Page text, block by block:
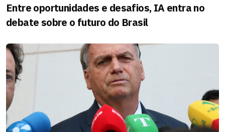
Entre oportunidades e desafios, IA entra no
debate sobre o futuro do Brasil